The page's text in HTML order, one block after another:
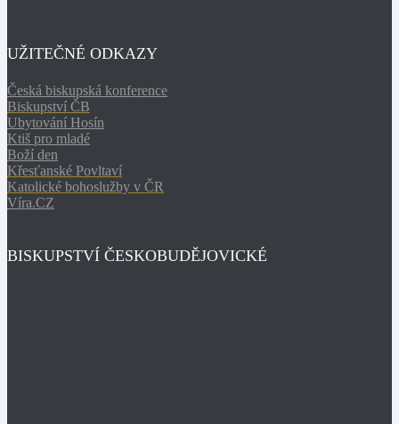
UŽITEČNÉ ODKAZY
Česká biskupská konference
Biskupství ČB
Ubytování Hosín
Ktiš pro mladé
Boží den
Křesťanské Povltaví
Katolické bohoslužby v ČR
Víra.CZ
BISKUPSTVÍ ČESKOBUDĚJOVICKÉ